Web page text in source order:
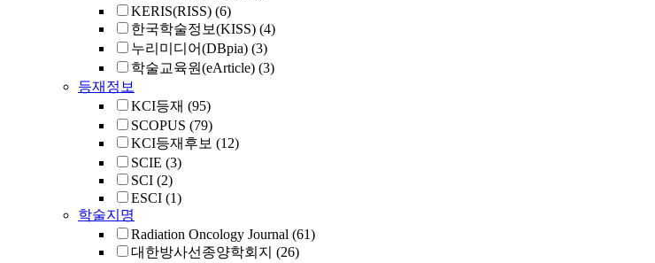
KERIS(RISS) (6)
한국학술정보(KISS) (4)
누리미디어(DBpia) (3)
학술교육원(eArticle) (3)
등재정보
KCI등재 (95)
SCOPUS (79)
KCI등재후보 (12)
SCIE (3)
SCI (2)
ESCI (1)
학술지명
Radiation Oncology Journal (61)
대한방사선종양학회지 (26)